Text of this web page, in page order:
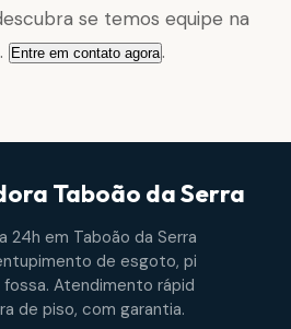
se temos equipe na
Entre em contato agora.
Taboão da Serra
24h em Taboão da Serra
de esgoto, pi
fossa. Atendimento rápid
de piso, com garantia.